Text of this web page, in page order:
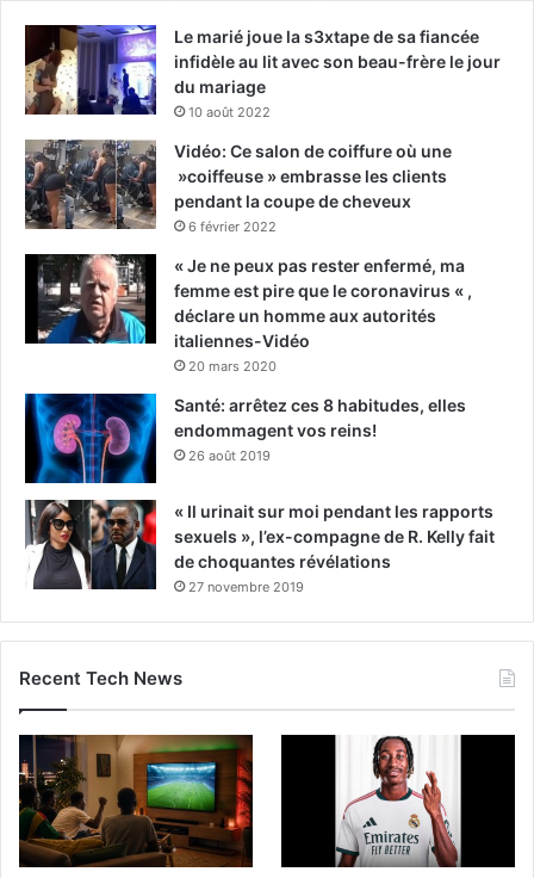
Le marié joue la s3xtape de sa fiancée
infidèle au lit avec son beau-frère le jour
du mariage
10 août 2022
Vidéo: Ce salon de coiffure où une
»coiffeuse » embrasse les clients
pendant la coupe de cheveux
6 février 2022
« Je ne peux pas rester enfermé, ma
femme est pire que le coronavirus « ,
déclare un homme aux autorités
italiennes-Vidéo
20 mars 2020
Santé: arrêtez ces 8 habitudes, elles
endommagent vos reins!
26 août 2019
« Il urinait sur moi pendant les rapports
sexuels », l’ex-compagne de R. Kelly fait
de choquantes révélations
27 novembre 2019
Recent Tech News